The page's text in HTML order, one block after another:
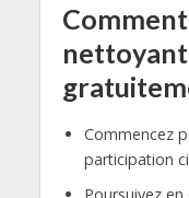
Commencez
participation
Poursuivez